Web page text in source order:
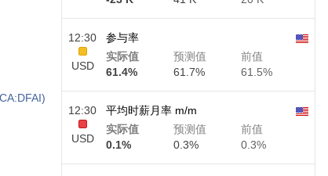
12:30
USD
参与率
实际值
61.4%
预测值
61.7%
前值
61.5%
12:30
USD
平均时薪月率 m/m
实际值
0.1%
预测值
0.3%
前值
0.3%